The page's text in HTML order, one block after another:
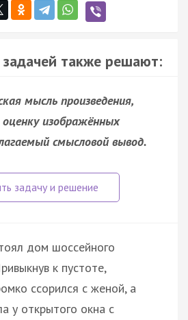
задачей также решают:
мысль произведения,
изображённых
смысловой вывод.
дом шоссейного
к пустоте,
ссорился с женой, а
у открытого окна с